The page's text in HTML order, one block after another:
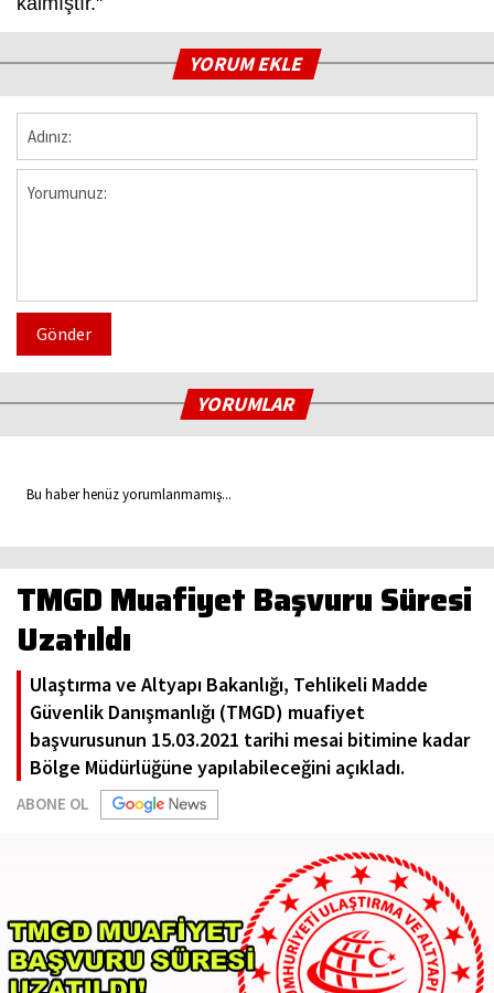
YORUM EKLE
Gönder
YORUMLAR
Bu haber henüz yorumlanmamış...
TMGD Muafiyet Başvuru Süresi
Uzatıldı
Ulaştırma ve Altyapı Bakanlığı, Tehlikeli Madde
Güvenlik Danışmanlığı (TMGD) muafiyet
başvurusunun 15.03.2021 tarihi mesai bitimine kadar
Bölge Müdürlüğüne yapılabileceğini açıkladı.
ABONE OL